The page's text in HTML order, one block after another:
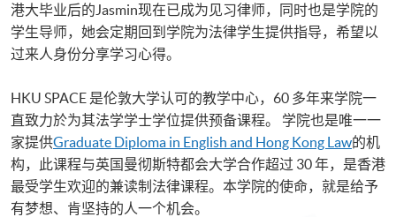
港大毕业后的Jasmin现在已成为见习律师，同时也是学院的
学生导师，她会定期回到学院为法律学生提供指导，希望以
过来人身份分享学习心得。
HKU SPACE 是伦敦大学认可的教学中心，60 多年来学院一
直致力於为其法学学士学位提供预备课程。 学院也是唯一一
家提供Graduate Diploma in English and Hong Kong Law的机
构，此课程与英国曼彻斯特都会大学合作超过 30 年，是香港
最受学生欢迎的兼读制法律课程。本学院的使命，就是给予
有梦想、肯坚持的人一个机会。